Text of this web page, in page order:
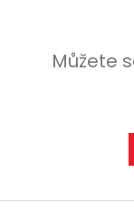
Můžete
Z